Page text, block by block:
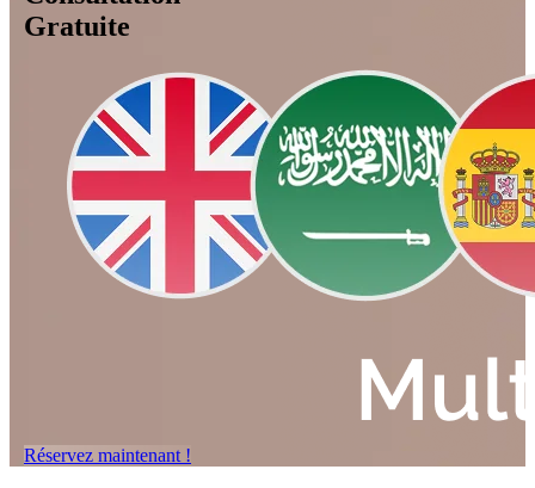
Gratuite
Réservez maintenant !